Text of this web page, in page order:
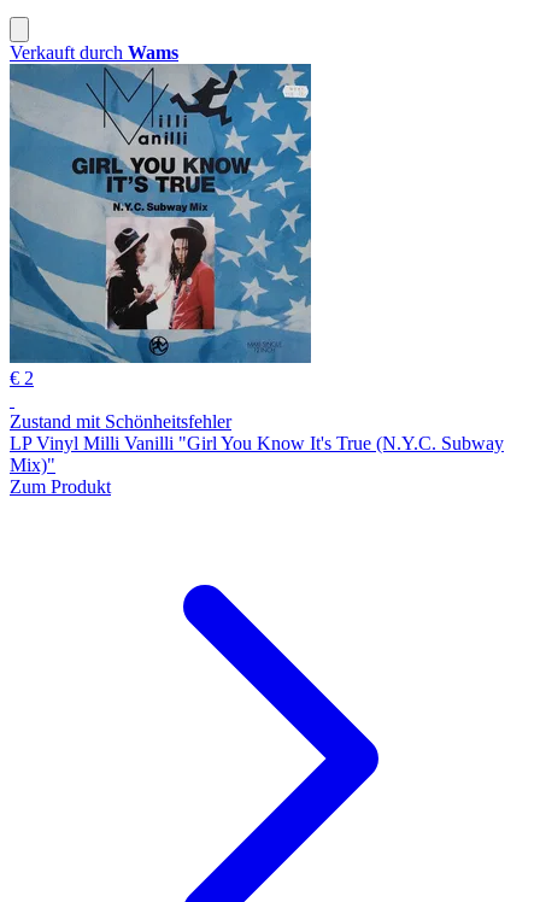
Verkauft durch Wams
€ 2
Zustand mit Schönheitsfehler
LP Vinyl Milli Vanilli "Girl You Know It's True (N.Y.C. Subway
Mix)"
Zum Produkt